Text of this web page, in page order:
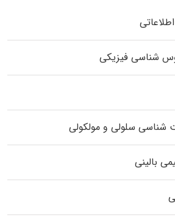
شناسی فیزیکی
شناسی سلولی و مولکولی
بالینی